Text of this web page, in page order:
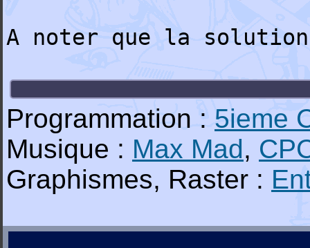
A noter que la solution
Programmation : 5ieme
Musique : Max Mad,
Graphismes, Raster :